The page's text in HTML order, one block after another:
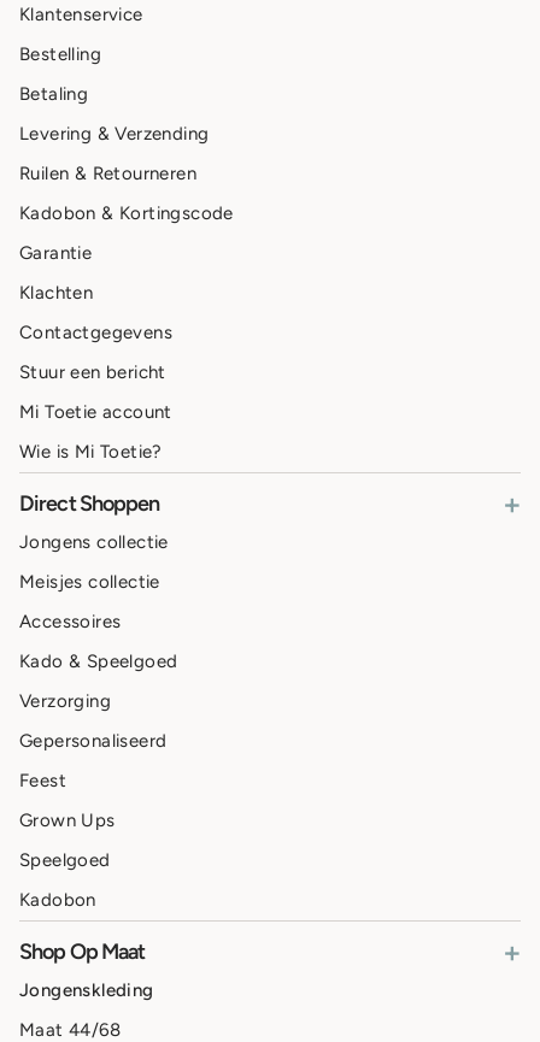
Klantenservice
Bestelling
Betaling
Levering & Verzending
Ruilen & Retourneren
Kadobon & Kortingscode
Garantie
Klachten
Contactgegevens
Stuur een bericht
Mi Toetie account
Wie is Mi Toetie?
Direct Shoppen +
Jongens collectie
Meisjes collectie
Accessoires
Kado & Speelgoed
Verzorging
Gepersonaliseerd
Feest
Grown Ups
Speelgoed
Kadobon
Shop Op Maat +
Jongenskleding
Maat 44/68